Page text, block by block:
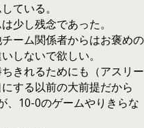
ている。
少し残念であった。
ーム関係者からはお褒めの
しないで欲しい。
きれるためにも（アスリー
する以前の大前提だから
、10-0のゲームやりきらな